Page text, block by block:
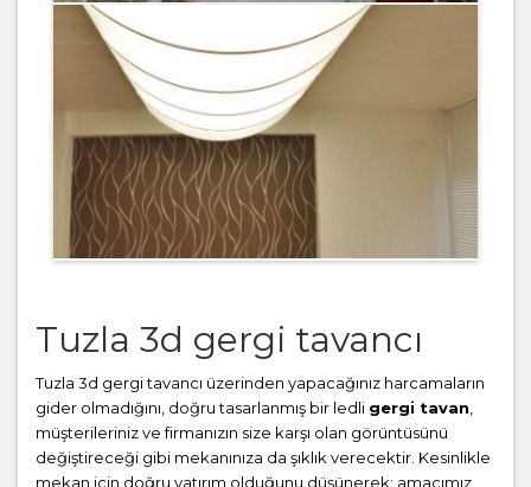
Tuzla 3d gergi tavancı
Tuzla 3d gergi tavancı üzerinden yapacağınız harcamaların
gider olmadığını, doğru tasarlanmış bir ledli gergi tavan
müşterileriniz ve firmanızın size karşı olan görüntüsünü
değiştireceği gibi mekanınıza da şıklık verecektir. Kesinlikle
mekan için doğru yatırım olduğunu düşünerek; amacımız